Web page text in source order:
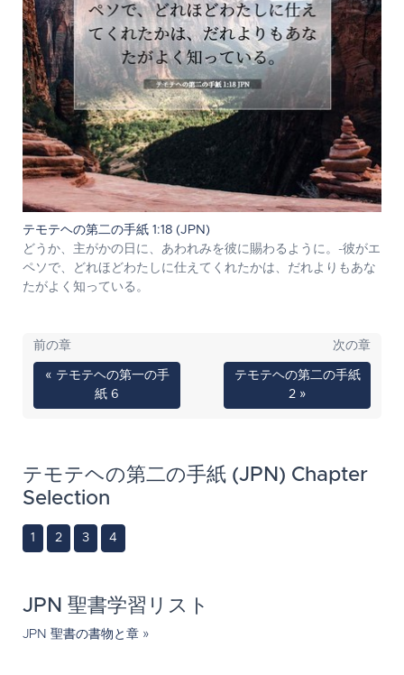
テモテヘの第二の手紙 1:18 (JPN)
どうか、主がかの日に、あわれみを彼に賜わるように。-彼がエ
ペソで、どれほどわたしに仕えてくれたかは、だれよりもあな
たがよく知っている。
前の章
« テモテヘの第一の手
紙 6
次の章
テモテヘの第二の手紙
2 »
テモテヘの第二の手紙 (JPN) Chapter
Selection
1 2 3 4
JPN 聖書学習リスト
JPN 聖書の書物と章 »